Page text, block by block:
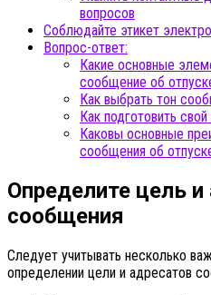
вопросов
Соблюдайте этикет
Вопрос-ответ:
Какие основные
сообщение об
Как выбрать тон
Как подготовить
Каковы основные
сообщения об
Определите цель и
сообщения
Следует учитывать несколько
определении цели и адресатов